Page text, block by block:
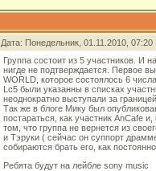
Дата: Понедельник, 01.11.2010,
Группа состоит из 5 участников. И
нигде не подтверждается. Первое
WORLD, которое состоялось 6 числа.
Lc5 были указанны в списках
неоднократно выступали за
Так же в блоге Мику был
постараться, как участник AnCafe
том, что группа не вернется из
и Тэруки ( сейчас он суппорт
собираются брать его, как
Ребята будут на лейбле sony music